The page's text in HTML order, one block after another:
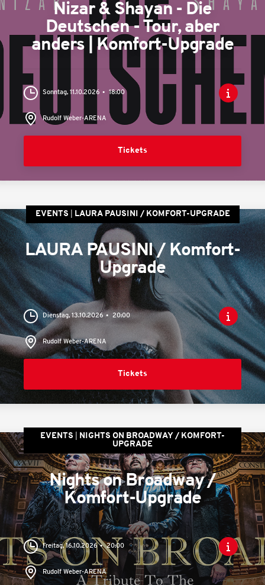
Nizar & Shayan - Die
Deutschen - Tour, aber
anders | Komfort-Upgrade
Sonntag, 11.10.2026 18:00
Rudolf Weber-ARENA
Tickets
EVENTS LAURA PAUSINI / KOMFORT-UPGRADE
LAURA PAUSINI / Komfort-
Upgrade
Dienstag, 13.10.2026 20:00
Rudolf Weber-ARENA
Tickets
EVENTS
NIGHTS ON BROADWAY / KOMFORT-
UPGRADE
Nights on Broadway /
Komfort-Upgrade
Freitag, 16.10.2026 20:00
Rudolf Weber-ARENA